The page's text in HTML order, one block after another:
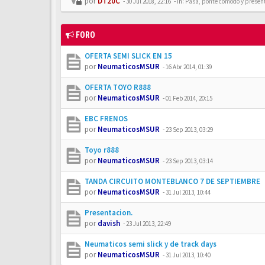
FORO
OFERTA SEMI SLICK EN 15
porNeumaticosMSUR -16 Abr 2014, 01:39
OFERTA TOYO R888
porNeumaticosMSUR -01 Feb 2014, 20:15
EBC FRENOS
porNeumaticosMSUR -23 Sep 2013, 03:29
Toyo r888
porNeumaticosMSUR -23 Sep 2013, 03:14
TANDA CIRCUITO MONTEBLANCO 7 DE SEPTIEMBRE
porNeumaticosMSUR -31 Jul 2013, 10:44
Presentacion.
pordavish -23 Jul 2013, 22:49
Neumaticos semi slick y de track days
porNeumaticosMSUR -31 Jul 2013, 10:40